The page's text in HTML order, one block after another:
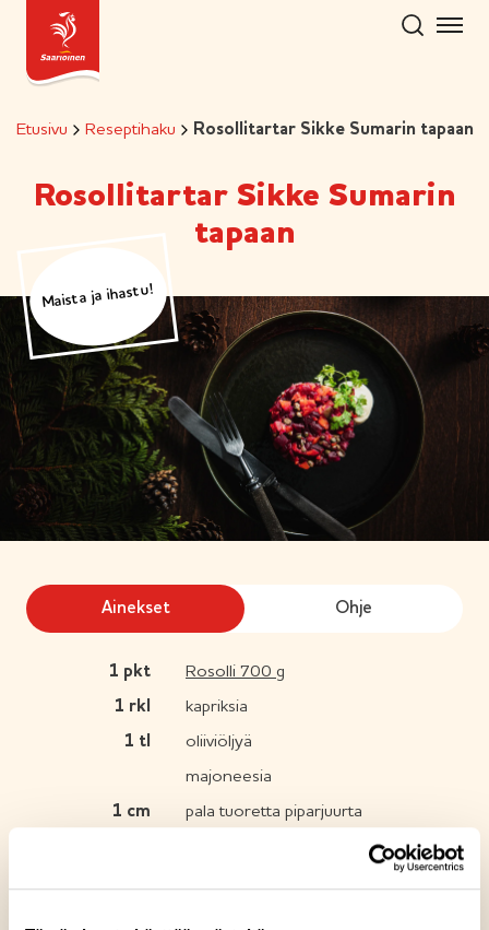
Hyppää
sisältöön
Etusivu Reseptihaku Rosollitartar Sikke Sumarin tapaan
Rosollitartar Sikke Sumarin
tapaan
Maista ja ihastu!
Ainekset Ohje
1 pkt
Rosolli 700 g
1 rkl
kapriksia
1 tl
oliiviöljyä
majoneesia
1 cm
pala tuoretta piparjuurta